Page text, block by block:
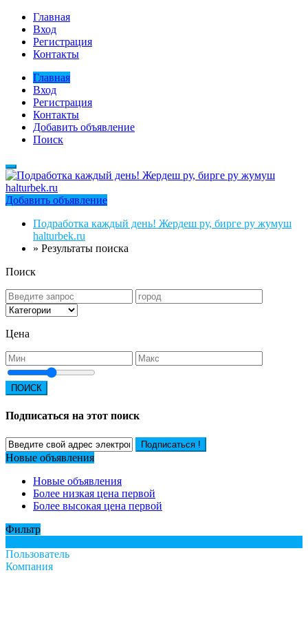
Главная
Вход
Регистрация
Контакты
Главная
Вход
Регистрация
Контакты
Добавить объявление
Поиск
Добавить объявление
Подработка каждый день! Жердеш ру, бирге ру жумуш
halturbek.ru
» Результаты поиска
Поиск
Цена
ПОИСК
Подписаться на этот поиск
Подписаться !
Новые объявления
Новые объявления
Более низкая цена первой
Более высокая цена первой
Фильтр
Пользователь
Компания